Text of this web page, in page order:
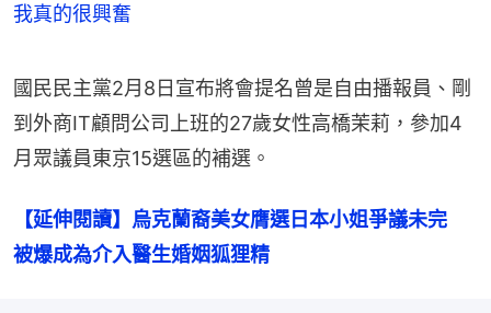
我真的很興奮
國民民主黨2月8日宣布將會提名曾是自由播報員、剛
到外商IT顧問公司上班的27歲女性高橋茉莉，參加4
月眾議員東京15選區的補選。
【延伸閱讀】烏克蘭裔美女膺選日本小姐爭議未完
被爆成為介入醫生婚姻狐狸精